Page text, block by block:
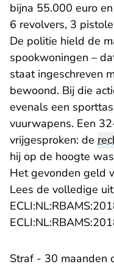
bijna 55.000 euro
6 revolvers, 3
De politie hield de
spookwoningen –
staat ingeschreven
bewoond. Bij die
evenals een
vuurwapens. Een
vrijgesproken: de
hij op de hoogte
Het gevonden geld
Lees de volledige
Straf - 30 maanden